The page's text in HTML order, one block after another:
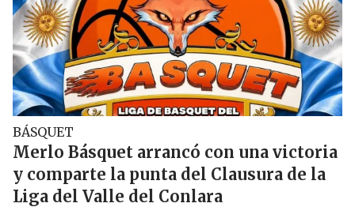
BÁSQUET
Merlo Básquet arrancó con una victoria
y comparte la punta del Clausura de la
Liga del Valle del Conlara